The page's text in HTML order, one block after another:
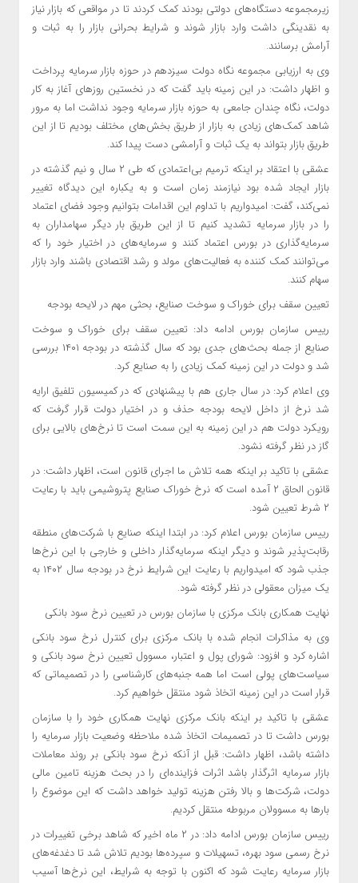
زیرمجموعه دستگاه‌های دولتی بودند کمک کردند تا در مواقعی که بازار نیاز
به نقدینگی داشت وارد بازار شوند و شرایط بحرانی بازار را به ثبات و
آرامش برسانند.
وی به ارزیابی مجموعه نگاه دولت سیزدهم در حوزه بازار سرمایه پرداخت
و اظهار داشت: در این زمینه باید گفت که در نخستین روزهای آغاز به کار
دولت، نگاه چندان جامعی به حوزه بازار سرمایه وجود نداشت اما به مرور
شاهد کمک‌های زیادی به بازار از طریق بخش‌های مختلف بودیم تا از این
طریق بازار بتواند به یک ثبات و آرامشی دست پیدا کند.
عشقی با اعتقاد بر اینکه ترمیم بی‌اعتمادی که طی ۲ سال و نیم گذشته در
بازار ایجاد شده بود نیازمند زمان است و به یکباره این دیدگاه تغییر
نمی‌کند، گفت: امیدواریم با تداوم این اقدامات بتوانیم وجود فضای اعتماد
را در بازار سرمایه تشدید کنیم تا از این طریق بار دیگر سهامداران به
سرمایه‌گذاری در بورس اعتماد کنند و سرمایه‌های در اختیار خود را که
می‌توانند کمک کننده به فعالیت‌های مولد و رشد اقتصادی باشند وارد بازار
سهام کنند.
تعیین سقف برای خوراک و سوخت صنایع، بحثی مهم در لایحه بودجه
رییس سازمان بورس ادامه داد: تعیین سقف برای خوراک و سوخت
صنایع از جمله بحث‌های جدی بود که سال گذشته در بودجه ۱۴۰۱ بررسی
شد و دولت در این زمینه کمک زیادی را به صنایع کرد.
وی اعلام کرد: در سال جاری هم با پیشنهادی که در کمیسیون تلفیق ارایه
شد نرخ از داخل لایحه بودجه حذف و در اختیار دولت قرار گرفت که
رویکرد دولت هم در این زمینه به این سمت است تا نرخ‌های بالایی برای
گاز در نظر گرفته نشود.
عشقی با تاکید بر اینکه همه تلاش ما اجرای قانون است، اظهار داشت: در
قانون الحاق ۲ آمده است که نرخ خوراک صنایع پتروشیمی باید با رعایت
۲ شرط تعیین شود.
رییس سازمان بورس اعلام کرد: در ابتدا اینکه صنایع با شرکت‌های منطقه
رقابت‌پذیر شوند و دیگر اینکه سرمایه‌گذار داخلی و خارجی با این نرخ‌ها
جذب شود که امیدواریم با رعایت این شرایط نرخ در بودجه سال ۱۴۰۲ به
یک میزان معقولی در نظر گرفته شود.
نهایت همکاری بانک مرکزی با سازمان بورس در تعیین نرخ سود بانکی
وی به مذاکرات انجام شده با بانک مرکزی برای کنترل نرخ سود بانکی
اشاره کرد و افزود: شورای پول و اعتبار، مسوول تعیین نرخ سود بانکی و
سیاست‌های پولی است اما همه جنبه‌های کارشناسی را در تصمیماتی که
قرار است در این زمینه اتخاذ شود منتقل خواهیم کرد.
عشقی با تاکید بر اینکه بانک مرکزی نهایت همکاری خود را با سازمان
بورس داشت تا در تصمیمات اتخاذ شده ملاحظه وضعیت بازار سرمایه را
داشته باشد، اظهار داشت: قبل از آنکه نرخ سود بانکی بر روند معاملات
بازار سرمایه اثرگذار باشد اثرات فزاینده‌ای را در بحث هزینه تامین مالی
دولت، شرکت‌ها و بالا رفتن هزینه تولید خواهد داشت که این موضوع را
بارها به مسوولان مربوطه منتقل کردیم.
رییس سازمان بورس ادامه داد: در ۲ ماه اخیر که شاهد برخی تغییرات در
نرخ رسمی سود بهره، تسهیلات و سپرده‌ها بودیم تلاش شد تا دغدغه‌های
بازار سرمایه رعایت شود که اکنون با توجه به شرایط، این نرخ‌ها آسیب